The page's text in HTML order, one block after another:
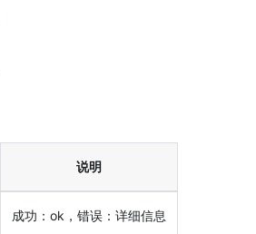
说明
成功：ok，错误：详细信息